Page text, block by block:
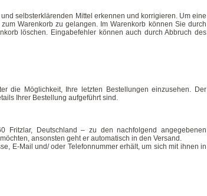
selbsterklärenden Mittel erkennen und korrigieren. Um eine
Warenkorb zu gelangen. Im Warenkorb können Sie durch
löschen. Eingabefehler können auch durch Abbruch des
die Möglichkeit, Ihre letzten Bestellungen einzusehen. Der
Ihrer Bestellung aufgeführt sind.
Fritzlar, Deutschland – zu den nachfolgend angegebenen
ansonsten geht er automatisch in den Versand.
E-Mail und/ oder Telefonnummer erhält, um sich mit ihnen in